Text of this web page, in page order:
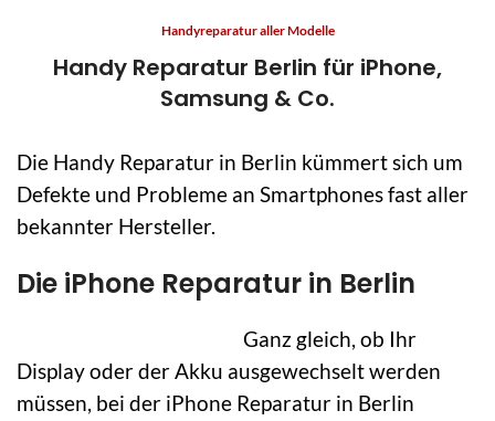
Handyreparatur aller Modelle
Handy Reparatur Berlin für iPhone,
Samsung & Co.
Die Handy Reparatur in Berlin kümmert sich um
Defekte und Probleme an Smartphones fast aller
bekannter Hersteller.
Die iPhone Reparatur in Berlin
Ganz gleich, ob Ihr
Display oder der Akku ausgewechselt werden
müssen, bei der iPhone Reparatur in Berlin